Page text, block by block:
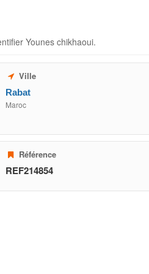
Younes chikhaoui.
Ville
Rabat
Maroc
Référence
REF214854